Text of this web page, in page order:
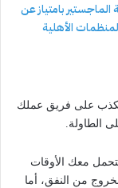
بامتياز عن
الأهلية
تكذب على فريق عملك
الطاولة.
معك الأوقات
من النفق، أما